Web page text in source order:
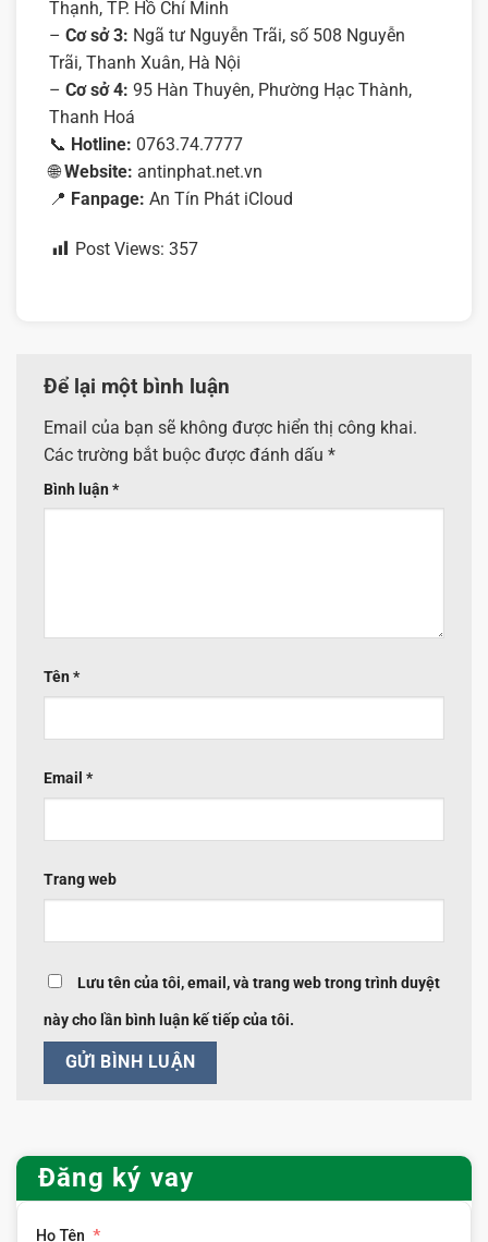
Thạnh, TP. Hồ Chí Minh
– Cơ sở 3: Ngã tư Nguyễn Trãi, số 508 Nguyễn
Trãi, Thanh Xuân, Hà Nội
– Cơ sở 4: 95 Hàn Thuyên, Phường Hạc Thành,
Thanh Hoá
📞 Hotline: 0763.74.7777
🌐Website: antinphat.net.vn
📍 Fanpage: An Tín Phát iCloud
Post Views: 357
Để lại một bình luận
Email của bạn sẽ không được hiển thị công khai.
Các trường bắt buộc được đánh dấu *
Bình luận *
Tên *
Email *
Trang web
Lưu tên của tôi, email, và trang web trong trình duyệt
này cho lần bình luận kế tiếp của tôi.
Đăng ký vay
Họ Tên